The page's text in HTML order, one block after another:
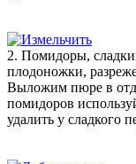
2. Помидоры,
плодоножки,
Выложим пюре в
помидоров
удалить у сладкого